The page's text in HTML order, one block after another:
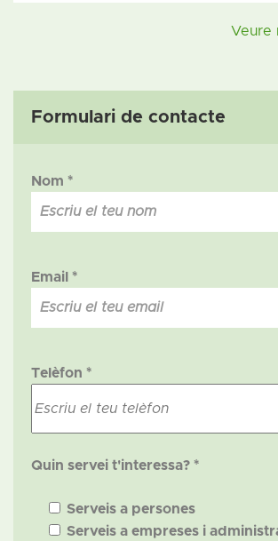
Veure
Formulari de contacte
Nom *
Email *
Telèfon *
Quin servei t'interessa? *
Serveis a persones
Serveis a empreses i